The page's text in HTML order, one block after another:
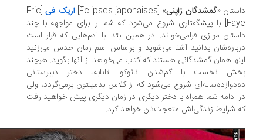
«گمشدگان ژاپنی» [Éclipses japonaises] اریک فی [Éric
Faye] با پیشگفتاری شروع می‌شود که شما را برای مواجهه با چند
موازی فرامی‌خواند. در همین ابتدا با آدم‌هایی که قرار است
بدانید آشنا می‌شوید و براساس اسم رمان حدس می‌زنید
همان گمشدگانی هستند که کتاب می‌خواهد از آنها بگوید. هرچند
نخست با گم‌شدن نائوکو اتانابه، دختر دبیرستانی
شروع می‌شود که از کلاس بدمینتون برمی‌گردد، ولی
ادامه شما همراه با دختر دیگری در زمان دیگری پیش خواهید رفت
شرایط زندگی‌اش متعجت‌تان خواهد کرد.